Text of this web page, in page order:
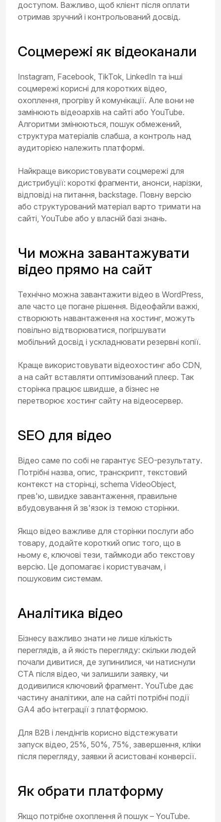
доступом. Важливо, щоб клієнт після оплати
отримав зручний і контрольований досвід.
Соцмережі як відеоканали
Instagram, Facebook, TikTok, LinkedIn та інші
соцмережі корисні для коротких відео,
охоплення, прогріву й комунікації. Але вони не
замінюють відеоархів на сайті або YouTube.
Алгоритми змінюються, пошук обмежений,
структура матеріалів слабша, а контроль над
аудиторією належить платформі.
Найкраще використовувати соцмережі для
дистрибуції: короткі фрагменти, анонси, нарізки,
відповіді на питання, backstage. Повну версію
або структурований матеріал варто тримати на
сайті, YouTube або у власній базі знань.
Чи можна завантажувати
відео прямо на сайт
Технічно можна завантажити відео в WordPress,
але часто це погане рішення. Відеофайли важкі,
створюють навантаження на хостинг, можуть
повільно відтворюватися, погіршувати
мобільний досвід і ускладнювати резервні копії.
Краще використовувати відеохостинг або CDN,
а на сайт вставляти оптимізований плеєр. Так
сторінка працює швидше, а бізнес не
перетворює хостинг сайту на відеосервер.
SEO для відео
Відео саме по собі не гарантує SEO-результату.
Потрібні назва, опис, транскрипт, текстовий
контекст на сторінці, schema VideoObject,
прев'ю, швидке завантаження, правильне
вбудовування й зв'язок із темою сторінки.
Якщо відео важливе для сторінки послуги або
товару, додайте короткий опис того, що в
ньому є, ключові тези, таймкоди або текстову
версію. Це допомагає і користувачам, і
пошуковим системам.
Аналітика відео
Бізнесу важливо знати не лише кількість
переглядів, а й якість перегляду: скільки людей
почали дивитися, де зупинилися, чи натиснули
CTA після відео, чи залишили заявку, чи
додивилися ключовий фрагмент. YouTube дає
частину аналітики, але на сайті потрібні події
GA4 або інтеграції з платформою.
Для B2B і лендінгів корисно відстежувати
запуск відео, 25%, 50%, 75%, завершення, кліки
після перегляду, заявки й асистовані конверсії.
Як обрати платформу
Якщо потрібне охоплення й пошук – YouTube.